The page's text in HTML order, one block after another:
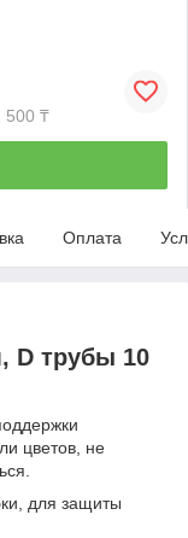
500 ₸
Оплата
D трубы 10
цветов, не
для защиты